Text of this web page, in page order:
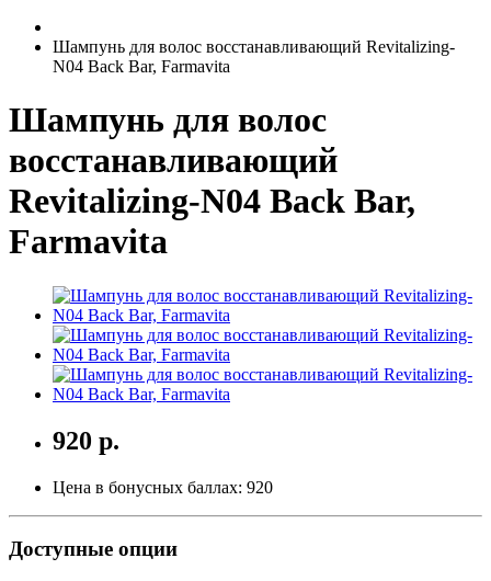
Шампунь для волос восстанавливающий Revitalizing-
N04 Back Bar, Farmavita
Шампунь для волос
восстанавливающий
Revitalizing-N04 Back Bar,
Farmavita
920 р.
Цена в бонусных баллах: 920
Доступные опции